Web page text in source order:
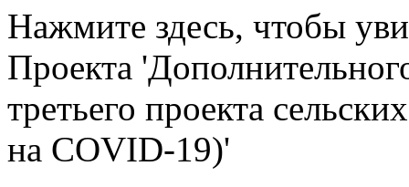
Нажмите здесь, чтобы
Проекта
третьего проекта
на COVID-19)'